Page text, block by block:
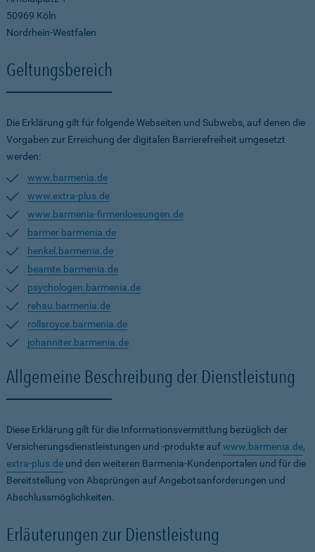
50969 Köln
Nordrhein-Westfalen
Geltungsbereich
Die Erklärung gilt für folgende Webseiten und Subwebs, auf denen die
Vorgaben zur Erreichung der digitalen Barrierefreiheit umgesetzt
werden:
www.barmenia.de
www.extra-plus.de
www.barmenia-firmenloesungen.de
barmer.barmenia.de
henkel.barmenia.de
beamte.barmenia.de
psychologen.barmenia.de
rehau.barmenia.de
rollsroyce.barmenia.de
johanniter.barmenia.de
Allgemeine Beschreibung der Dienstleistung
Diese Erklärung gilt für die Informationsvermittlung bezüglich der
Versicherungsdienstleistungen und -produkte aufwww.barmenia.de,
extra-plus.de und den weiteren Barmenia-Kundenportalen und für die
Bereitstellung von Absprüngen auf Angebotsanforderungen und
Abschlussmöglichkeiten.
Erläuterungen zur Dienstleistung